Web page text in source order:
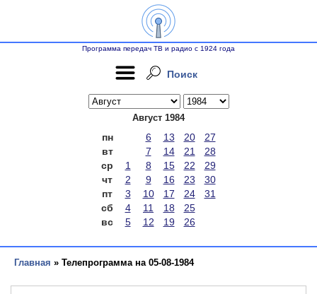
Программа передач ТВ и радио с 1924 года
Поиск
Август 1984
пн 6 13 20
27
вт
7 14 21
28
ср
1 8 15 22
29
чт
2 9 16 23
30
пт
3 10 17 24
31
сб
4 11 18
25
вс
5 12 19 26
Главная » Телепрограмма на 05-08-1984